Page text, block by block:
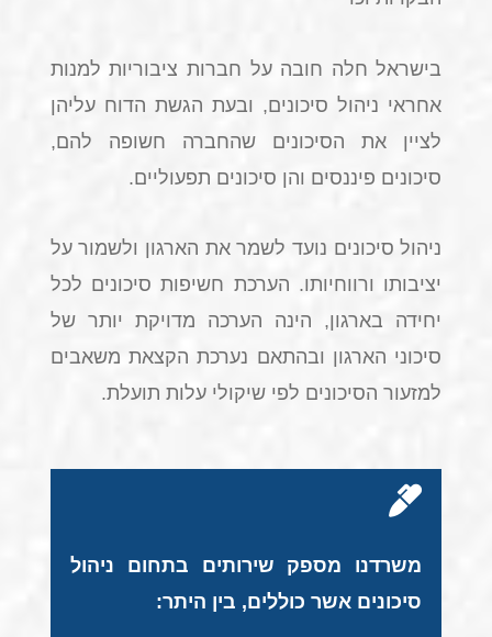
בישראל חלה חובה על חברות ציבוריות למנות
אחראי ניהול סיכונים, ובעת הגשת הדוח עליהן
לציין את הסיכונים שהחברה חשופה להם,
סיכונים פיננסים והן סיכונים תפעוליים.
ניהול סיכונים נועד לשמר את הארגון ולשמור על
יציבותו ורווחיותו. הערכת חשיפות סיכונים לכל
יחידה בארגון, הינה הערכה מדויקת יותר של
סיכוני הארגון ובהתאם נערכת הקצאת משאבים
למזעור הסיכונים לפי שיקולי עלות תועלת.
משרדנו מספק שירותים בתחום ניהול
סיכונים אשר כוללים, בין היתר: